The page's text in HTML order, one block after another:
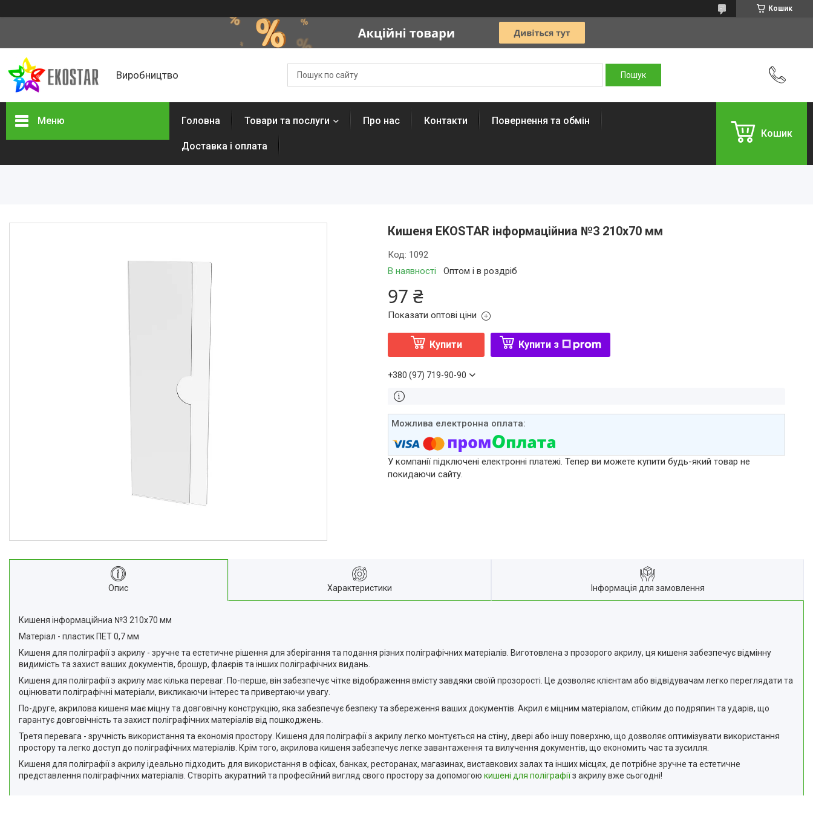
Кошик
Виробництво
Меню Головна Товари та послуги Про нас Контакти Повернення та обмін
Доставка і оплата
Кошик
Кишеня EKOSTAR інформаційниа №3 210х70 мм
В наявності Оптом і в роздріб
Код: 1092
97 ₴
Показати оптові ціни
Купити Купити з
+380 (97) 719-90-90
У компанії підключені електронні платежі. Тепер ви можете купити будь-який товар не
покидаючи сайту.
Опис Характеристики Інформація для замовлення
Кишеня інформаційниа №3 210х70 мм
Матеріал - пластик ПЕТ 0,7 мм
Кишеня для поліграфії з акрилу - зручне та естетичне рішення для зберігання та подання різних поліграфічних матеріалів. Виготовлена з прозорого акрилу, ця кишеня забезпечує відмінну
видимість та захист ваших документів, брошур, флаєрів та інших поліграфічних видань.
Кишеня для поліграфії з акрилу має кілька переваг. По-перше, він забезпечує чітке відображення вмісту завдяки своїй прозорості. Це дозволяє клієнтам або відвідувачам легко переглядати та
оцінювати поліграфічні матеріали, викликаючи інтерес та привертаючи увагу.
По-друге, акрилова кишеня має міцну та довговічну конструкцію, яка забезпечує безпеку та збереження ваших документів. Акрил є міцним матеріалом, стійким до подряпин та ударів, що
гарантує довговічність та захист поліграфічних матеріалів від пошкоджень.
Третя перевага - зручність використання та економія простору. Кишеня для поліграфії з акрилу легко монтується на стіну, двері або іншу поверхню, що дозволяє оптимізувати використання
простору та легко доступ до поліграфічних матеріалів. Крім того, акрилова кишеня забезпечує легке завантаження та вилучення документів, що економить час та зусилля.
Кишеня для поліграфії з акрилу ідеально підходить для використання в офісах, банках, ресторанах, магазинах, виставкових залах та інших місцях, де потрібне зручне та естетичне
представлення поліграфічних матеріалів. Створіть акуратний та професійний вигляд свого простору за допомогою кишені для поліграфіїз акрилу вже сьогодні!